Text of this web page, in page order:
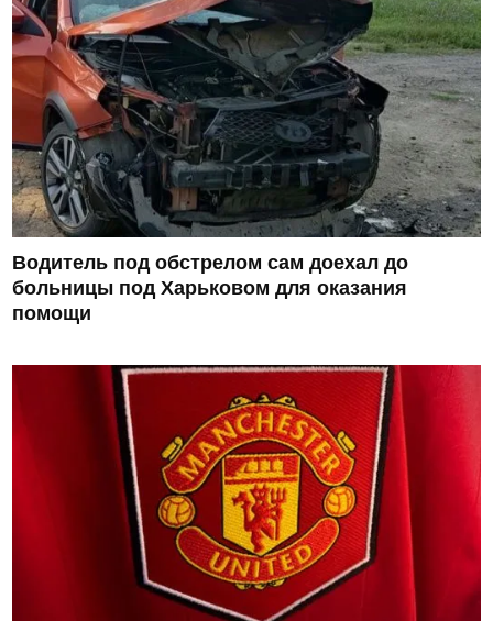
Водитель под обстрелом сам доехал до
больницы под Харьковом для оказания
помощи